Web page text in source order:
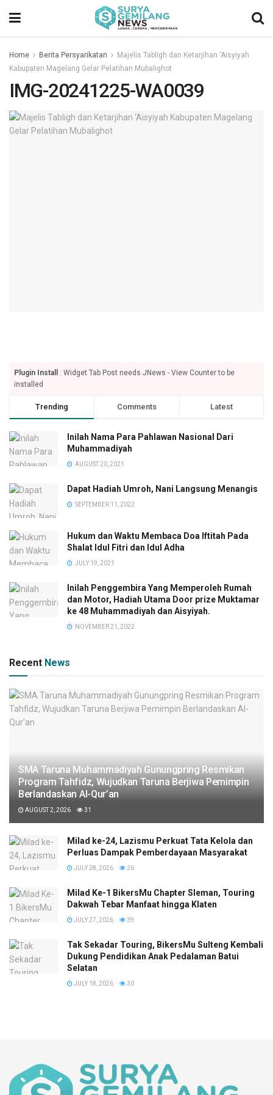
Home Berita Persyarikatan
Majelis Tabligh dan Ketarjihan ‘Aisyiyah
Kabupaten Magelang Gelar Pelatihan Mubalighot
IMG-20241225-WA0039
Plugin Install
: Widget Tab Post needs JNews - View Counter to be
installed
Trending Comments Latest
Inilah Nama Para Pahlawan Nasional Dari
Muhammadiyah
AUGUST 20, 2021
Dapat Hadiah Umroh, Nani Langsung Menangis
SEPTEMBER 11, 2022
Hukum dan Waktu Membaca Doa Iftitah Pada
Shalat Idul Fitri dan Idul Adha
JULY 19, 2021
Inilah Penggembira Yang Memperoleh Rumah
dan Motor, Hadiah Utama Door prize Muktamar
ke 48 Muhammadiyah dan Aisyiyah.
NOVEMBER 21, 2022
Recent News
SMA Taruna Muhammadiyah Gunungpring Resmikan
Program Tahfidz, Wujudkan Taruna Berjiwa Pemimpin
Berlandaskan Al-Qur’an
AUGUST 2, 2026 31
Milad ke-24, Lazismu Perkuat Tata Kelola dan
Perluas Dampak Pemberdayaan Masyarakat
JULY 28, 2026 26
Milad Ke-1 BikersMu Chapter Sleman, Touring
Dakwah Tebar Manfaat hingga Klaten
JULY 27, 2026 39
Tak Sekadar Touring, BikersMu Sulteng Kembali
Dukung Pendidikan Anak Pedalaman Batui
Selatan
JULY 18, 2026 30